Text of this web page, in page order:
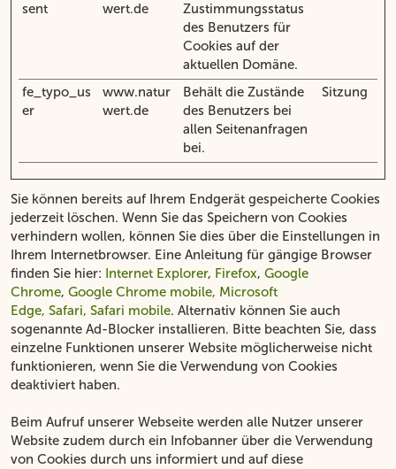
sent
wert.de
Zustimmungsstatus
des Benutzers für
Cookies auf der
aktuellen Domäne.
fe_typo_us
er
www.natur
wert.de
Behält die Zustände
des Benutzers bei
allen Seitenanfragen
bei.
Sitzung
Sie können bereits auf Ihrem Endgerät gespeicherte Cookies
jederzeit löschen. Wenn Sie das Speichern von Cookies
verhindern wollen, können Sie dies über die Einstellungen in
Ihrem Internetbrowser. Eine Anleitung für gängige Browser
finden Sie hier: Internet Explorer, Firefox, Google
Chrome, Google Chrome mobile, Microsoft
Edge, Safari, Safari mobile. Alternativ können Sie auch
sogenannte Ad-Blocker installieren. Bitte beachten Sie, dass
einzelne Funktionen unserer Website möglicherweise nicht
funktionieren, wenn Sie die Verwendung von Cookies
deaktiviert haben.
Beim Aufruf unserer Webseite werden alle Nutzer unserer
Website zudem durch ein Infobanner über die Verwendung
von Cookies durch uns informiert und auf diese